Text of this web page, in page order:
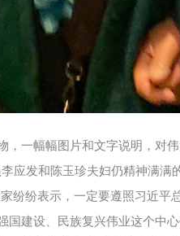
，一幅幅图片和文字说明，
应发和陈玉珍夫妇仍精神满
纷纷表示，一定要遵照习近
建设、民族复兴伟业这个中